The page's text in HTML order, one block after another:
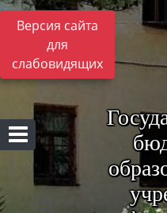
Версия сайта
для
слабовидящих